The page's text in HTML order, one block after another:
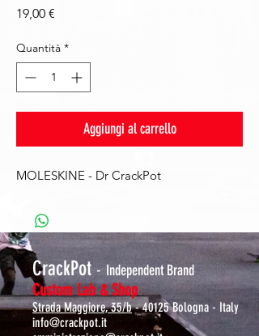
19,00 €
Quantità *
Aggiungi al carrello
MOLESKINE - Dr CrackPot
CrackPot- Independent Brand
Custom Lab & Shop
Strada Maggiore, 35/b- 40125 Bologna - Italy
info@crackpot.it